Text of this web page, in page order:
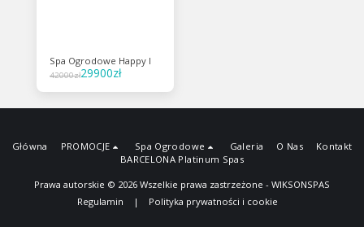
Spa Ogrodowe Happy I
42000zł29900zł
Główna PROMOCJE Spa Ogrodowe Galeria O Nas
Kontakt
BARCELONA Platinum Spas
Prawa autorskie © 2026 Wszelkie prawa zastrzeżone - WIKSONSPAS
Regulamin | Polityka prywatności i cookie